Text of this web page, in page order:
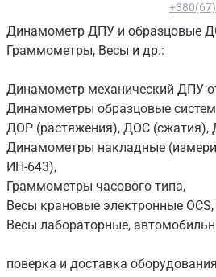
Динамометр ДПУ и образцовые
Граммометры, Весы и др.:
Динамометр механический ДПУ
Динамометры образцовые
ДОР (растяжения), ДОС (сжатия),
Динамометры накладные
ИН-643),
Граммометры часового типа,
Весы крановые электронные
Весы лабораторные,
поверка и доставка